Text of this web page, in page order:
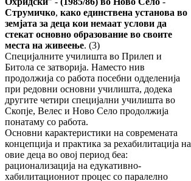
Струмичко, како единствена установа во
земјата за деца кои немаат услови да
стекат основно образование во своите
места на живеење. (3)
Специјалните училишта во Прилеп и
Битола се затворија. Наместо нив
продолжија со работа посебни одделенија
при редовни основни училишта, додека
другите четири специјални училишта во
Скопје, Велес и Ново Село продолжија
понатаму со работа.
Основни карактеристики на современата
концепција и практика за рехабилитација на
овие деца во овој период беа:
рационализација на едукативно-
хабилитациониот процес со паралелно